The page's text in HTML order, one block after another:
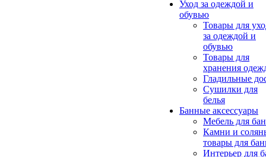
Уход за одеждой и
обувью
Товары для
за одеждой и
обувью
Товары для
хранения
Гладильные
Сушилки для
белья
Банные аксессуары
Мебель для
Камни и
товары для
Интерьер для